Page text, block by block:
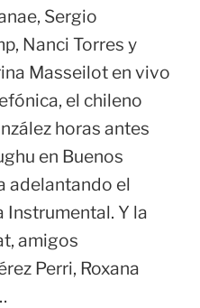
Sergio
Nanci Torres y
Masseilot en vivo
el chileno
horas antes
en Buenos
adelantando el
Instrumental. Y la
amigos
Perri, Roxana